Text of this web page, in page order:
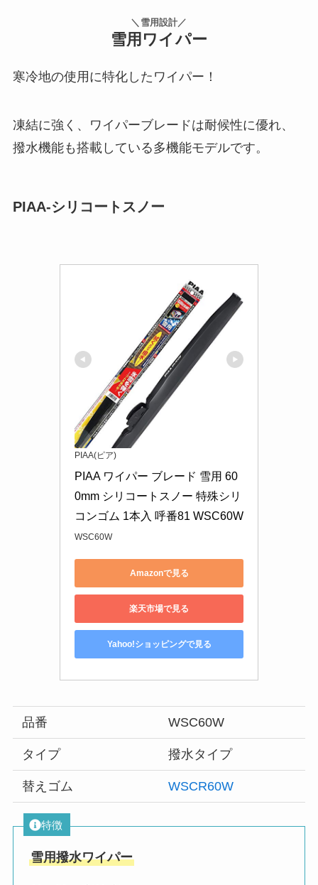
＼雪用設計／
雪用ワイパー
寒冷地の使用に特化したワイパー！
凍結に強く、ワイパーブレードは耐候性に優れ、
撥水機能も搭載している多機能モデルです。
PIAA-シリコートスノー
PIAA(ピア)
PIAA ワイパー ブレード 雪用 60
0mm シリコートスノー 特殊シリ
コンゴム 1本入 呼番81 WSC60W
WSC60W
Amazonで見る
楽天市場で見る
Yahoo!ショッピングで見る
品番 WSC60W
タイプ 撥水タイプ
替えゴム WSCR60W
特徴
雪用撥水ワイパー